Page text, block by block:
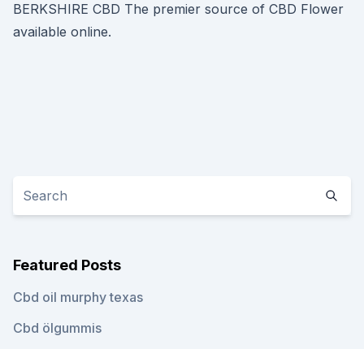
BERKSHIRE CBD The premier source of CBD Flower
available online.
Featured Posts
Cbd oil murphy texas
Cbd ölgummis